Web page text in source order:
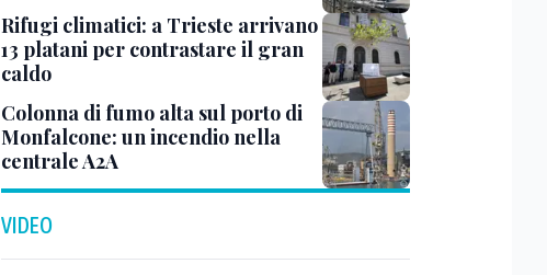
Rifugi climatici: a Trieste arrivano
13 platani per contrastare il gran
caldo
Colonna di fumo alta sul porto di
Monfalcone: un incendio nella
centrale A2A
VIDEO